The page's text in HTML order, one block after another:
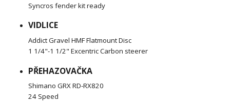
Syncros fender kit ready
VIDLICE
Addict Gravel HMF Flatmount Disc
1 1/4"-1 1/2" Excentric Carbon steerer
PŘEHAZOVAČKA
Shimano GRX RD-RX820
24 Speed